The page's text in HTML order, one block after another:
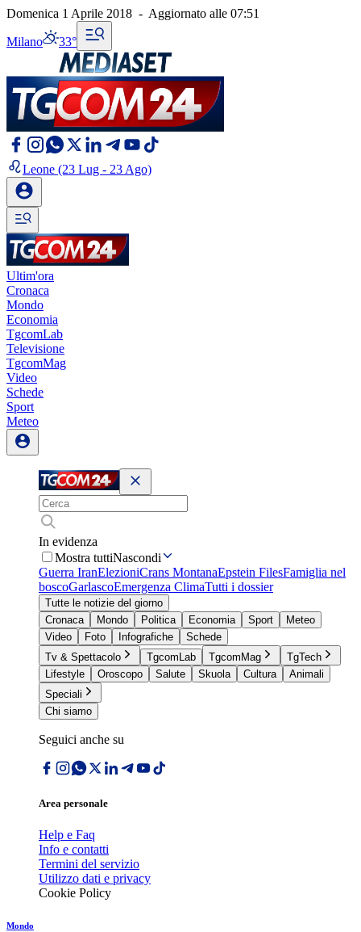
Domenica 1 Aprile 2018 - Aggiornato alle 07:51
Milano 33°
Leone (23 Lug - 23 Ago)
Ultim'ora
Cronaca
Mondo
Economia
TgcomLab
Televisione
TgcomMag
Video
Schede
Sport
Meteo
In evidenza
Mostra tuttiNascondi
Guerra IranElezioniCrans MontanaEpstein FilesFamiglia nel
boscoGarlascoEmergenza ClimaTutti i dossier
Tutte le notizie del giorno
Cronaca
Mondo Politica Economia Sport
Meteo
Video
Foto Infografiche
Schede
Tv & Spettacolo
TgcomLab TgcomMag
TgTech
Lifestyle
Oroscopo Salute Skuola Cultura
Animali
Speciali
Chi siamo
Seguici anche su
Area personale
Help e Faq
Info e contatti
Termini del servizio
Utilizzo dati e privacy
Cookie Policy
Mondo